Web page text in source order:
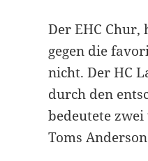
Der EHC
gegen die
nicht. Der HC
durch den
bedeutete
Toms